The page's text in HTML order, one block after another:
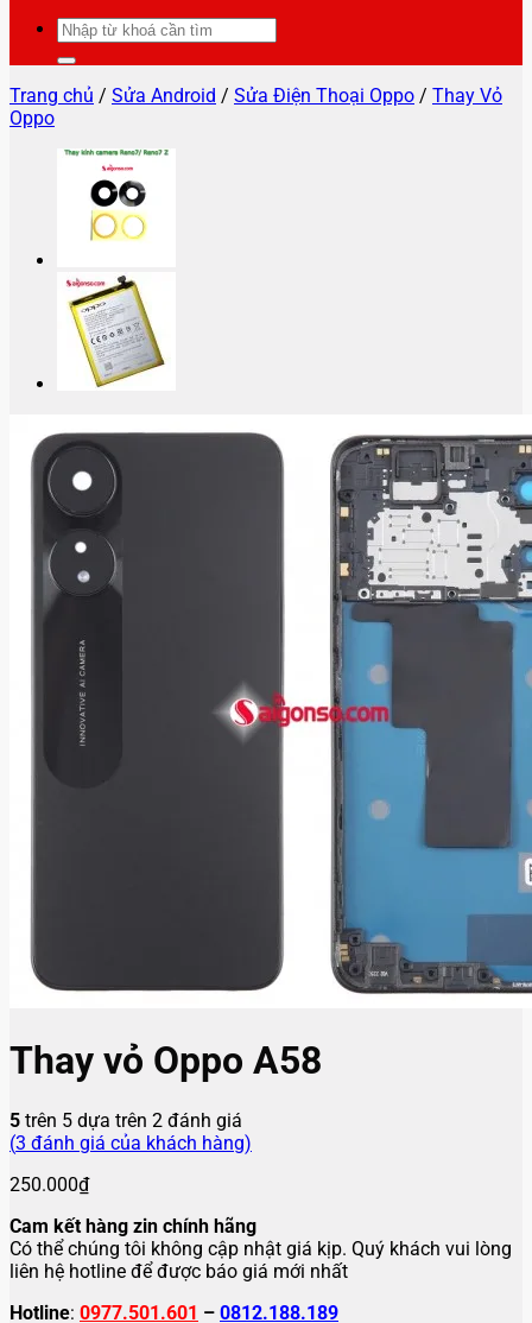
Tìm
kiếm:
Trang chủ / Sửa Android / Sửa Điện Thoại Oppo / Thay Vỏ
Oppo
Thay vỏ Oppo A58
5 trên 5 dựa trên 2 đánh giá
(3 đánh giá của khách hàng)
250.000₫
Cam kết hàng zin chính hãng
Có thể chúng tôi không cập nhật giá kịp. Quý khách vui lòng
liên hệ hotline để được báo giá mới nhất
Hotline: 0977.501.601 – 0812.188.189